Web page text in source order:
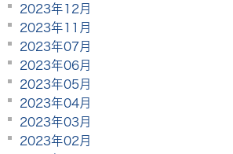
2023年12月
2023年11月
2023年07月
2023年06月
2023年05月
2023年04月
2023年03月
2023年02月